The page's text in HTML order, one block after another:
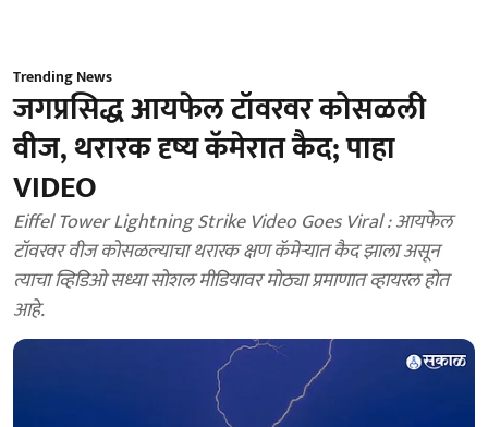
Trending News
जगप्रसिद्ध आयफेल टॉवरवर कोसळली
वीज, थरारक दृष्य कॅमेरात कैद; पाहा
VIDEO
Eiffel Tower Lightning Strike Video Goes Viral : आयफेल
टॉवरवर वीज कोसळल्याचा थरारक क्षण कॅमेऱ्यात कैद झाला असून
त्याचा व्हिडिओ सध्या सोशल मीडियावर मोठ्या प्रमाणात व्हायरल होत
आहे.